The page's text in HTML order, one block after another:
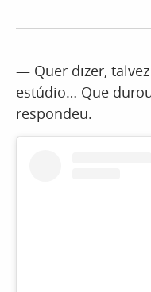
— Quer dizer,
estúdio… Que
respondeu.